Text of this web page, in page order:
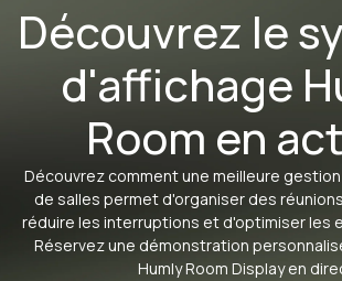
Découvrez le
d'affichage
Room en
Découvrez comment une meilleure
de salles permet d'organiser des
réduire les interruptions et d'optimiser les
Réservez une démonstration
Humly Room Display en